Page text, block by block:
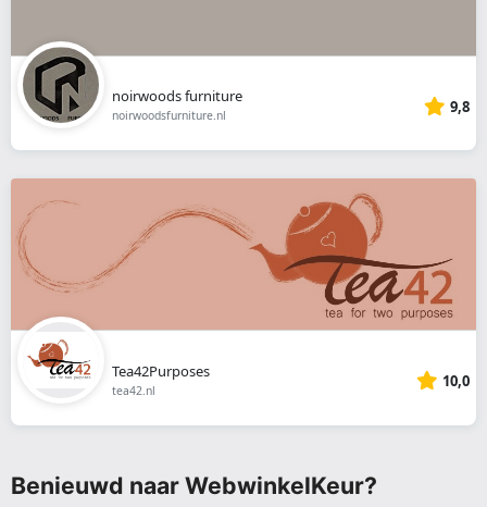
noirwoods furniture
noirwoodsfurniture.nl 9,8
Tea42Purposes
tea42.nl 10,0
Benieuwd naar WebwinkelKeur?